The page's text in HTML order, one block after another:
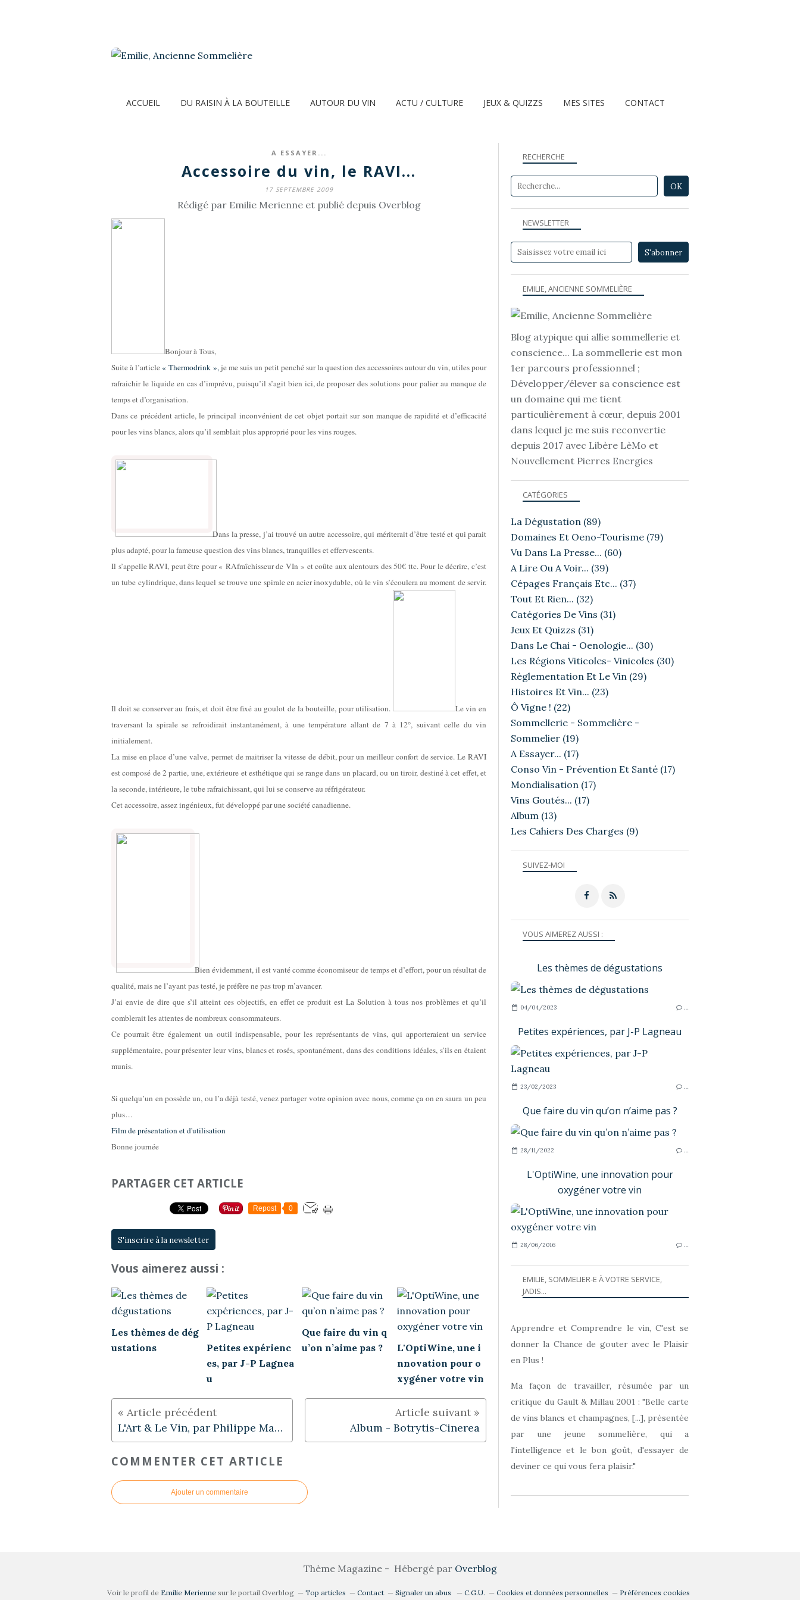
ACCUEIL DU RAISIN À LA BOUTEILLE AUTOUR DU VIN ACTU / CULTURE JEUX & QUIZZS MES SITES CONTACT
A ESSAYER...
Accessoire du vin, le RAVI...
17 SEPTEMBRE 2009
Rédigé par Emilie Merienne et publié depuis Overblog
Bonjour à Tous,
Suite à l’article « Thermodrink »,je me suis un petit penché sur la question des accessoires autour du vin, utiles pour
rafraichir le liquide en cas d’imprévu, puisqu’il s’agit bien ici, de proposer des solutions pour palier au manque de
temps et d’organisation.
Dans ce précédent article, le principal inconvénient de cet objet portait sur son manque de rapidité et d’efficacité
pour les vins blancs, alors qu’il semblait plus approprié pour les vins rouges.
Dans la presse, j’ai trouvé un autre accessoire, qui mériterait d’être testé et qui parait
plus adapté, pour la fameuse question des vins blancs, tranquilles et effervescents.
Il s’appelle RAVI, peut être pour « RAfraîchisseur de VIn » et coûte aux alentours des 50€ ttc. Pour le décrire, c’est
un tube cylindrique, dans lequel se trouve une spirale en acier inoxydable, où le vin s’écoulera au moment de servir.
Il doit se conserver au frais, et doit être fixé au goulot de la bouteille, pour utilisation.
Le vin en
traversant la spirale se refroidirait instantanément, à une température allant de 7 à 12°, suivant celle du vin
initialement.
La mise en place d’une valve, permet de maitriser la vitesse de débit, pour un meilleur confort de service. Le RAVI
est composé de 2 partie, une, extérieure et esthétique qui se range dans un placard, ou un tiroir, destiné à cet effet, et
la seconde, intérieure, le tube rafraichissant, qui lui se conserve au réfrigérateur.
Cet accessoire, assez ingénieux, fut développé par une société canadienne.
Bien évidemment, il est vanté comme économiseur de temps et d’effort, pour un résultat de
qualité, mais ne l’ayant pas testé, je préfère ne pas trop m’avancer.
J’ai envie de dire que s’il atteint ces objectifs, en effet ce produit est La Solution à tous nos problèmes et qu’il
comblerait les attentes de nombreux consommateurs.
Ce pourrait être également un outil indispensable, pour les représentants de vins, qui apporteraient un service
supplémentaire, pour présenter leur vins, blancs et rosés, spontanément, dans des conditions idéales, s’ils en étaient
munis.
Si quelqu’un en possède un, ou l’a déjà testé, venez partager votre opinion avec nous, comme ça on en saura un peu
plus…
Film de présentation et d'utilisation
Bonne journée
PARTAGER CET ARTICLE
Repost 0
S'inscrire à la newsletter
Vous aimerez aussi :
Les thèmes de dég
ustations
Petites expérienc
es, par J-P Lagnea
u
Que faire du vin q
u’on n’aime pas ?
L'OptiWine, une i
nnovation pour o
xygéner votre vin
L'Art & Le Vin, par Philippe Margot Album - Botrytis-Cinerea
COMMENTER CET ARTICLE
Ajouter un commentaire
NEWSLETTER
SUIVEZ-MOI
RECHERCHE
EMILIE, ANCIENNE SOMMELIÈRE
Blog atypique qui allie sommellerie et
conscience... La sommellerie est mon
1er parcours professionnel ;
Développer/élever sa conscience est
un domaine qui me tient
particulièrement à cœur, depuis 2001
dans lequel je me suis reconvertie
depuis 2017 avec Libère LèMo et
Nouvellement Pierres Energies
VOUS AIMEREZ AUSSI :
Les thèmes de dégustations
04/04/2023 …
Petites expériences, par J-P Lagneau
23/02/2023 …
Que faire du vin qu’on n’aime pas ?
28/11/2022 …
L'OptiWine, une innovation pour
oxygéner votre vin
28/06/2016 …
CATÉGORIES
La Dégustation (89)
Domaines Et Oeno-Tourisme (79)
Vu Dans La Presse... (60)
A Lire Ou A Voir... (39)
Cépages Français Etc... (37)
Tout Et Rien... (32)
Catégories De Vins (31)
Jeux Et Quizzs (31)
Dans Le Chai - Oenologie... (30)
Les Régions Viticoles- Vinicoles (30)
Règlementation Et Le Vin (29)
Histoires Et Vin... (23)
Ô Vigne ! (22)
Sommellerie - Sommelière -
Sommelier (19)
A Essayer... (17)
Conso Vin - Prévention Et Santé (17)
Mondialisation (17)
Vins Goutés... (17)
Album (13)
Les Cahiers Des Charges (9)
EMILIE, SOMMELIER-E À VOTRE SERVICE,
JADIS...
Apprendre et Comprendre le vin, C'est se
donner la Chance de gouter avec le Plaisir
en Plus !
Ma façon de travailler, résumée par un
critique du Gault & Millau 2001 : "Belle carte
de vins blancs et champagnes, [...], présentée
par une jeune sommelière, qui a
l'intelligence et le bon goût, d'essayer de
deviner ce qui vous fera plaisir."
Thème Magazine - Hébergé par Overblog
Voir le profil de Emilie Meriennesur le portail Overblog Top articles Contact Signaler un abus C.G.U. Cookies et données personnelles Préférences cookies